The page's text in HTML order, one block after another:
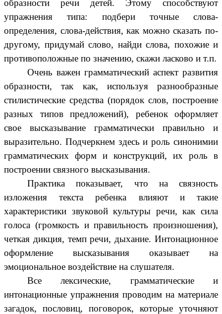
образности речи детей. Этому способствуют
упражнения типа: подбери точные слова-
определения, слова-действия, как можно сказать по-
другому, придумай слово, найди слова, похожие и
противоположные по значению, скажи ласково и т.п.
Очень важен грамматический аспект развития
образности, так как, используя разнообразные
стилистические средства (порядок слов, построение
разных типов предложений), ребенок оформляет
свое высказывание грамматически правильно и
выразительно. Подчеркнем здесь и роль синонимии
грамматических форм и конструкций, их роль в
построении связного высказывания.
Практика показывает, что на связность
изложения текста ребенка влияют и такие
характеристики звуковой культуры речи, как сила
голоса (громкость и правильность произношения),
четкая дикция, темп речи, дыхание. Интонационное
оформление высказывания оказывает на
эмоциональное воздействие на слушателя.
Все лексические, грамматические и
интонационные упражнения проводим на материале
загадок, пословиц, поговорок, которые уточняют